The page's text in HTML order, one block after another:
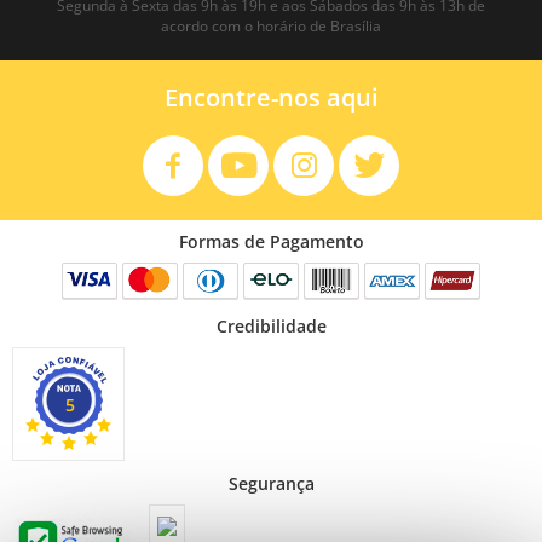
Segunda à Sexta das 9h às 19h e aos Sábados das 9h às 13h de
acordo com o horário de Brasília
Encontre-nos aqui
Formas de Pagamento
Credibilidade
5
Segurança